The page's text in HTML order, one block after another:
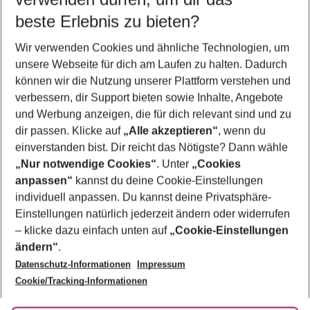
5-8 Nächte
2 Erwachsene Keine Kinder
Mehr Filter anzeigen
Footer
Footer navigation
Über uns
AGB
Bestpreisgarantie
Cookie-Einstellungen ändern
Cookie-Richtlinie
Agenturbetreuung
Barrierefreies Reisen
Folge uns
beste Erlebnis zu bieten?
Wir verwenden Cookies und ähnliche Technologien, um
unsere Webseite für dich am Laufen zu halten. Dadurch
können wir die Nutzung unserer Plattform verstehen und
verbessern, dir Support bieten sowie Inhalte, Angebote
und Werbung anzeigen, die für dich relevant sind und zu
dir passen. Klicke auf „Alle akzeptieren“, wenn du
einverstanden bist. Dir reicht das Nötigste? Dann wähle
„Nur notwendige Cookies“. Unter „Cookies
anpassen“ kannst du deine Cookie-Einstellungen
individuell anpassen. Du kannst deine Privatsphäre-
Einstellungen natürlich jederzeit ändern oder widerrufen
– klicke dazu einfach unten auf „Cookie-Einstellungen
ändern“.
Datenschutz-Informationen
Impressum
Cookie/Tracking-Informationen